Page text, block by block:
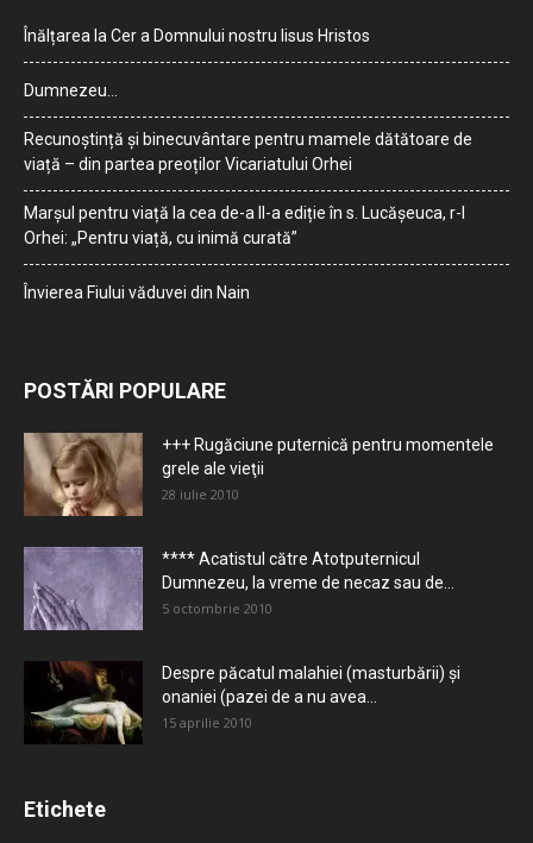
Înălțarea la Cer a Domnului nostru Iisus Hristos
Dumnezeu…
Recunoștință și binecuvântare pentru mamele dătătoare de
viață – din partea preoților Vicariatului Orhei
Marșul pentru viață la cea de-a II-a ediție în s. Lucășeuca, r-l
Orhei: „Pentru viață, cu inimă curată”
Învierea Fiului văduvei din Nain
POSTĂRI POPULARE
+++ Rugăciune puternică pentru momentele
grele ale vieţii
28 iulie 2010
**** Acatistul către Atotputernicul
Dumnezeu, la vreme de necaz sau de...
5 octombrie 2010
Despre păcatul malahiei (masturbării) şi
onaniei (pazei de a nu avea...
15 aprilie 2010
Etichete